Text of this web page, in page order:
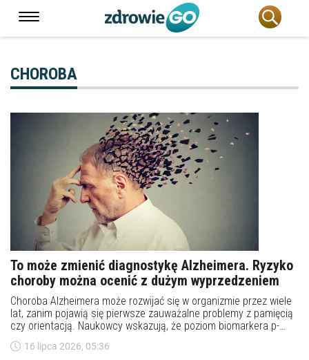
CHOROBA
To może zmienić diagnostykę Alzheimera. Ryzyko
choroby można ocenić z dużym wyprzedzeniem
Choroba Alzheimera może rozwijać się w organizmie przez wiele
lat, zanim pojawią się pierwsze zauważalne problemy z pamięcią
czy orientacją. Naukowcy wskazują, że poziom biomarkera p-
tau217 oznaczanego we krwi może pomóc określić ryzyko
rozwoju tej choroby nawet dekadę wcześniej, u osób, które nadal
16 lipca 2026, 05:36